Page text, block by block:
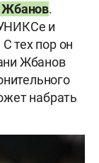
Жбанов.
и
тех пор он
Жбанов
набрать